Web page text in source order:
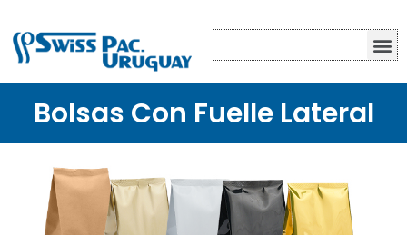
Bolsas Con Fuelle Lateral